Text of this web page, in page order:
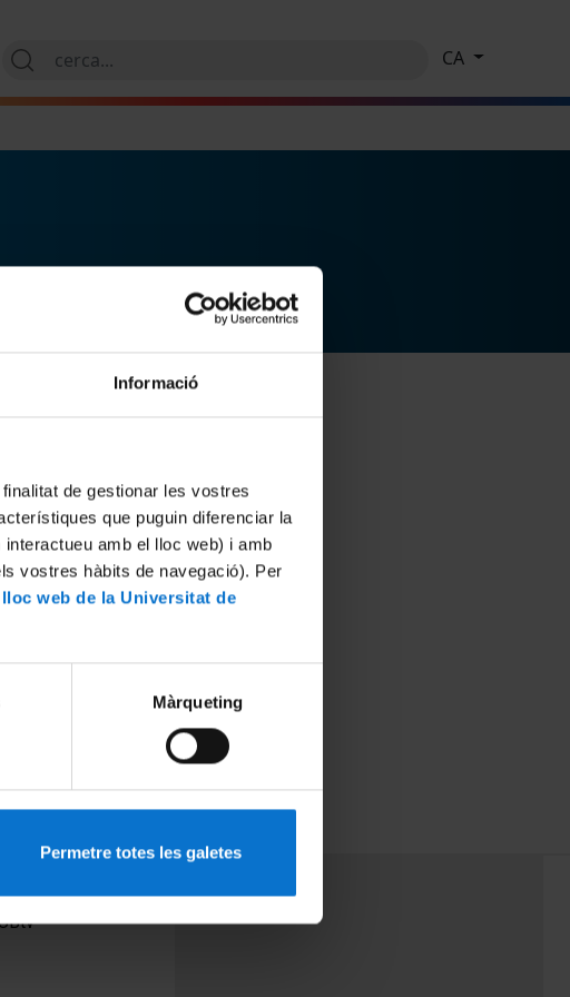
Informació
de gestionar les vostres
que puguin diferenciar la
amb el lloc web) i amb
vostres hàbits de navegació). Per
web de la Universitat de
Màrqueting
Permetre totes les galetes
CA